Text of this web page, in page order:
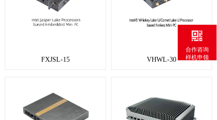
FXJSL-15 VHWL-30
合作咨询
样机申领